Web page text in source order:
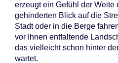
er­zeugt ein Ge­fühl der
ge­hin­der­ten Blick auf die
Stadt oder in die Ber­ge
vor Ih­nen ent­fal­ten­de
das viel­leicht schon hin­ter
war­tet.